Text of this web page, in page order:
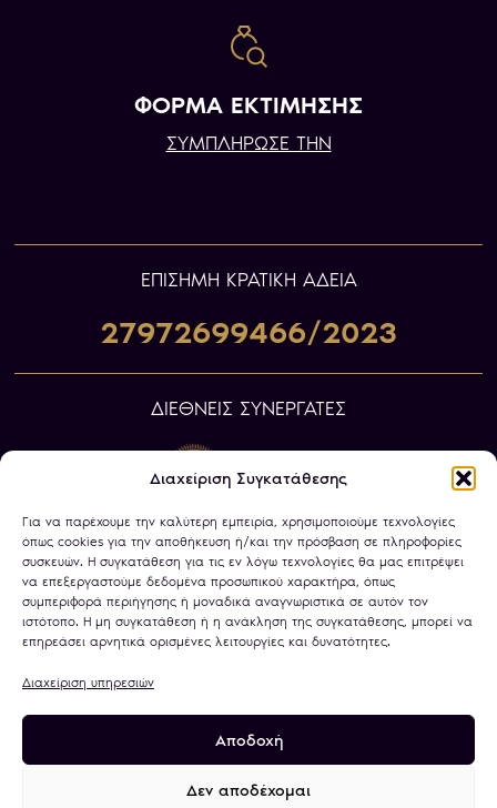
Διαχείριση Συγκατάθεσης
Για να παρέχουμε την καλύτερη εμπειρία, χρησιμοποιούμε τεχνολογίες
όπως cookies για την αποθήκευση ή/και την πρόσβαση σε πληροφορίες
συσκευών. Η συγκατάθεση για τις εν λόγω τεχνολογίες θα μας επιτρέψει
να επεξεργαστούμε δεδομένα προσωπικού χαρακτήρα, όπως
συμπεριφορά περιήγησης ή μοναδικά αναγνωριστικά σε αυτόν τον
ιστότοπο. Η μη συγκατάθεση ή η ανάκληση της συγκατάθεσης, μπορεί να
επηρεάσει αρνητικά ορισμένες λειτουργίες και δυνατότητες.
Διαχείριση υπηρεσιών
Αποδοχή
Δεν αποδέχομαι
ΦΟΡΜΑ ΕΚΤΙΜΗΣΗΣ
ΣΥΜΠΛΗΡΩΣΕ ΤΗΝ
ΕΠIΣΗΜΗ ΚΡΑΤΙΚΗ ΑΔΕΙΑ
27972699466/2023
ΔΙΕΘΝΕΙΣ ΣΥΝΕΡΓΑΤΕΣ
Πολιτική Απορρήτου
Όροι Χρήσης
Χρήση Cookies
Τραπεζικοί Λογαριασμοί